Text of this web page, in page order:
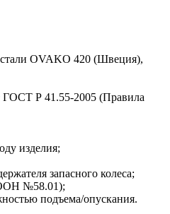
стали OVAKO 420 (Швеция),
ГОСТ Р 41.55-2005 (Правила
изделия;
запасного колеса;
ООН №58.01);
подъема/опускания.